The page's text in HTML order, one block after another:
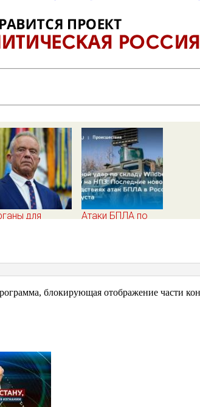
для
пациентов
Атаки БПЛА по
последствия, атаки
на склады
Wildberries,
блокирующая отображение части